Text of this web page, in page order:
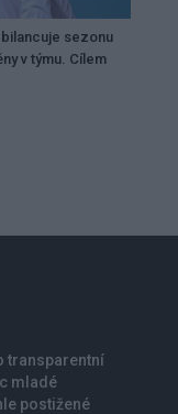
bilancuje sezonu
v týmu. Cílem
transparentní
mladé
postižené